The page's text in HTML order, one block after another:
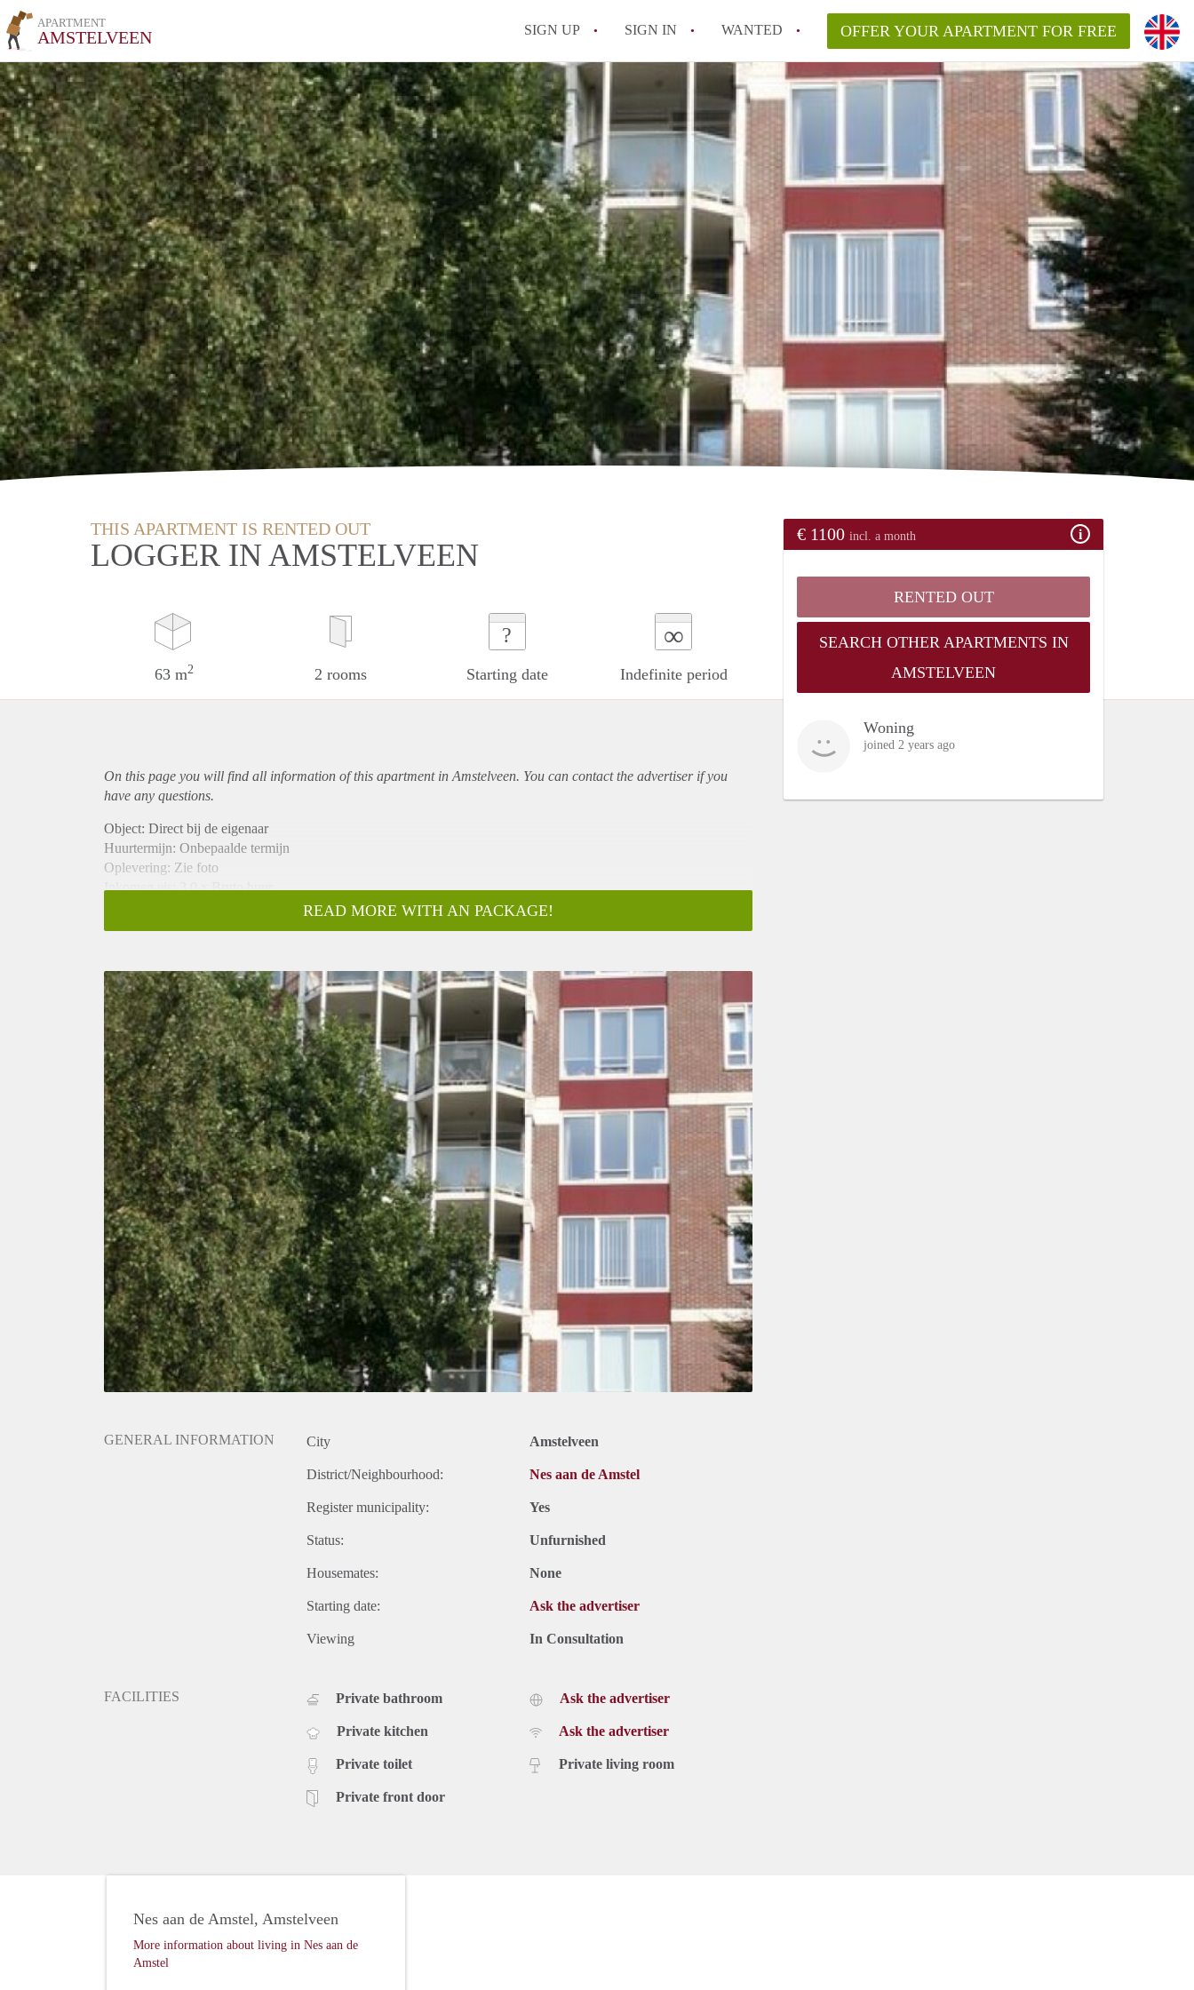
APARTMENT
AMSTELVEEN SIGN UP SIGN IN WANTED OFFER YOUR APARTMENT FOR FREE
THIS APARTMENT IS RENTED OUT
LOGGER IN AMSTELVEEN
63 m2 2 rooms
?
Starting date
∞
Indefinite period
€ 1100 incl. a month
RENTED OUT
SEARCH OTHER APARTMENTS IN
AMSTELVEEN
Woning
joined 2 years ago
On this page you will find all information of this apartmentin Amstelveen. You can contact the advertiser if you
have any questions.
Object: Direct bij de eigenaar
Huurtermijn: Onbepaalde termijn
Oplevering: Zie foto
Inkomen eis: 3,0 x Bruto huur
Borg: 1 Maand
Huisdieren toegestaan: Afhankelijk van de Eigenaar
Huurtoeslag grens: Nee
Geschikt voor studenten: Afhankelijk van de Eigenaar
READ MORE WITH AN PACKAGE!
GENERAL INFORMATION City Amstelveen
District/Neighbourhood: Nes aan de Amstel
Register municipality: Yes
Status: Unfurnished
Housemates: None
Starting date: Ask the advertiser
Viewing In Consultation
FACILITIES Private bathroom
Private kitchen
Private toilet
Private front door
Ask the advertiser
Ask the advertiser
Private living room
Nes aan de Amstel, Amstelveen
More information about living in Nes aan de
Amstel